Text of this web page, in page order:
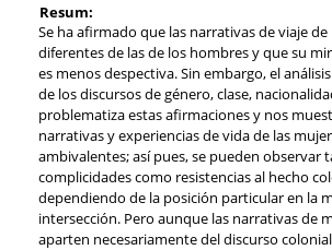
Resum:
Se ha afirmado que las narrativas de viaje
diferentes de las de los hombres y que su
es menos despectiva. Sin embargo, el
de los discursos de género, clase,
problematiza estas afirmaciones y nos
narrativas y experiencias de vida de las
ambivalentes; así pues, se pueden observar
complicidades como resistencias al hecho
dependiendo de la posición particular en la
intersección. Pero aunque las narrativas de
aparten necesariamente del discurso